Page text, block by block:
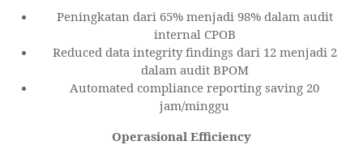
Peningkatan dari 65% menjadi 98% dalam audit
internal CPOB
Reduced data integrity findings dari 12 menjadi 2
dalam audit BPOM
Automated compliance reporting saving 20
jam/minggu
Operasional Efficiency